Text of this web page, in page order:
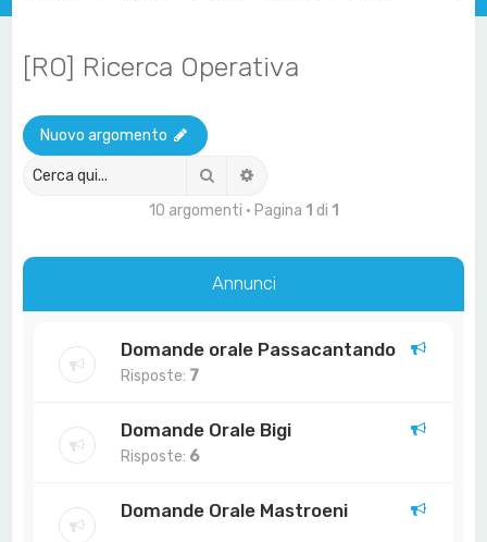
[RO] Ricerca Operativa
Nuovo argomento
Cerca
10 argomenti • Pagina 1 di 1
Annunci
Domande orale Passacantando
Risposte: 7
Domande Orale Bigi
Risposte: 6
Domande Orale Mastroeni